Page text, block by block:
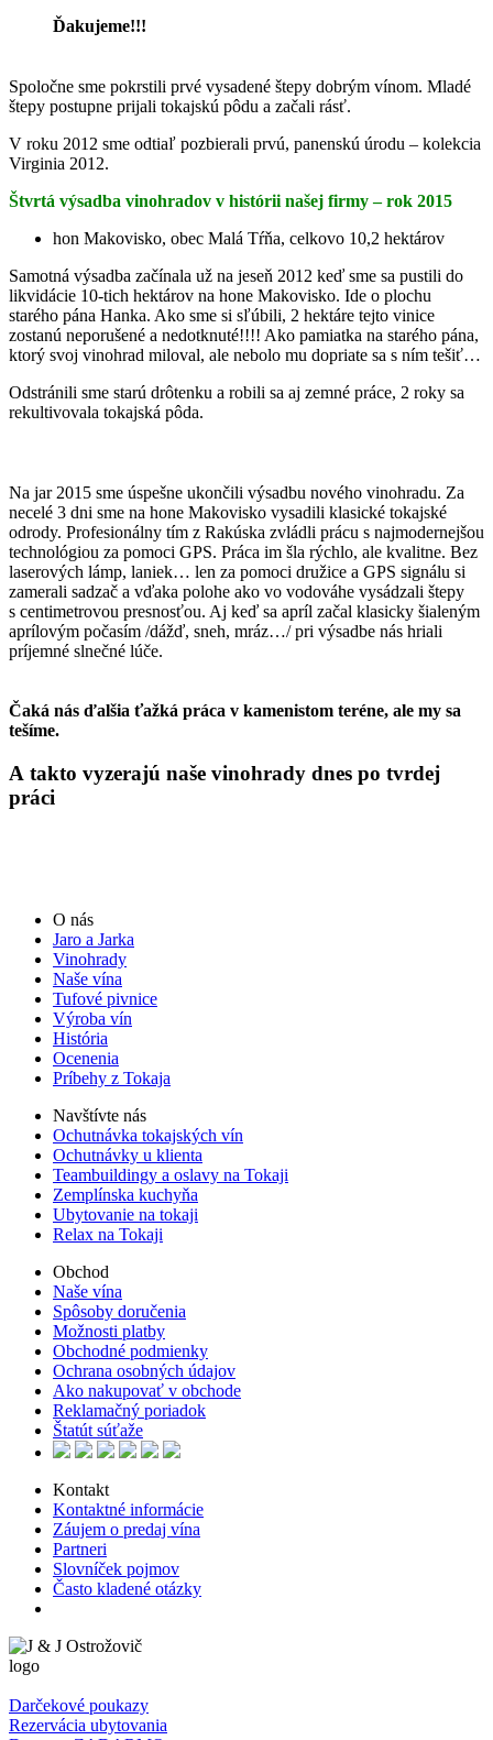
Ďakujeme!!!
Spoločne sme pokrstili prvé vysadené štepy dobrým vínom. Mladé
štepy postupne prijali tokajskú pôdu a začali rásť.
V roku 2012 sme odtiaľ pozbierali prvú, panenskú úrodu – kolekcia
Virginia 2012.
Štvrtá výsadba vinohradov v histórii našej firmy – rok 2015
hon Makovisko, obec Malá Tŕňa, celkovo 10,2 hektárov
Samotná výsadba začínala už na jeseň 2012 keď sme sa pustili do
likvidácie 10-tich hektárov na hone Makovisko. Ide o plochu
starého pána Hanka. Ako sme si sľúbili, 2 hektáre tejto vinice
zostanú neporušené a nedotknuté!!!! Ako pamiatka na starého pána,
ktorý svoj vinohrad miloval, ale nebolo mu dopriate sa s ním tešiť…
Odstránili sme starú drôtenku a robili sa aj zemné práce, 2 roky sa
rekultivovala tokajská pôda.
Na jar 2015 sme úspešne ukončili výsadbu nového vinohradu. Za
necelé 3 dni sme na hone Makovisko vysadili klasické tokajské
odrody. Profesionálny tím z Rakúska zvládli prácu s najmodernejšou
technológiou za pomoci GPS. Práca im šla rýchlo, ale kvalitne. Bez
laserových lámp, laniek… len za pomoci družice a GPS signálu si
zamerali sadzač a vďaka polohe ako vo vodováhe vysádzali štepy
s centimetrovou presnosťou. Aj keď sa apríl začal klasicky šialeným
aprílovým počasím /dážď, sneh, mráz…/ pri výsadbe nás hriali
príjemné slnečné lúče.
Čaká nás ďalšia ťažká práca v kamenistom teréne, ale my sa
tešíme.
A takto vyzerajú naše vinohrady dnes po tvrdej
práci
O nás
Jaro a Jarka
Vinohrady
Naše vína
Tufové pivnice
Výroba vín
História
Ocenenia
Príbehy z Tokaja
Navštívte nás
Ochutnávka tokajských vín
Ochutnávky u klienta
Teambuildingy a oslavy na Tokaji
Zemplínska kuchyňa
Ubytovanie na tokaji
Relax na Tokaji
Obchod
Naše vína
Spôsoby doručenia
Možnosti platby
Obchodné podmienky
Ochrana osobných údajov
Ako nakupovať v obchode
Reklamačný poriadok
Štatút súťaže
Kontakt
Kontaktné informácie
Záujem o predaj vína
Partneri
Slovníček pojmov
Často kladené otázky
Darčekové poukazy
Rezervácia ubytovania